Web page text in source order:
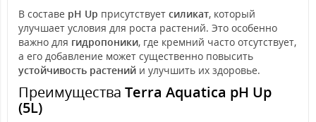
В составе pH Up присутствует силикат, который
улучшает условия для роста растений. Это особенно
важно для гидропоники, где кремний часто отсутствует,
а его добавление может существенно повысить
устойчивость растений и улучшить их здоровье.
Преимущества Terra Aquatica pH Up
(5L)